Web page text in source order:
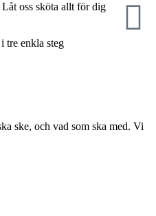
Låt oss sköta allt för dig
tre enkla steg
ske, och vad som ska med. Vi